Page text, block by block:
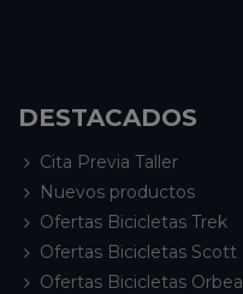
DESTACADOS
Cita Previa Taller
Nuevos productos
Ofertas Bicicletas Trek
Ofertas Bicicletas Scott
Ofertas Bicicletas Orbea